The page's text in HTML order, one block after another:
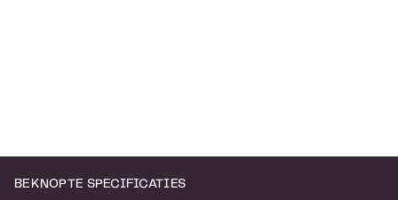
BEKNOPTE SPECIFICATIES